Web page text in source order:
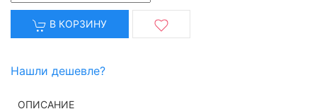
В КОРЗИНУ
Нашли дешевле?
ОПИСАНИЕ